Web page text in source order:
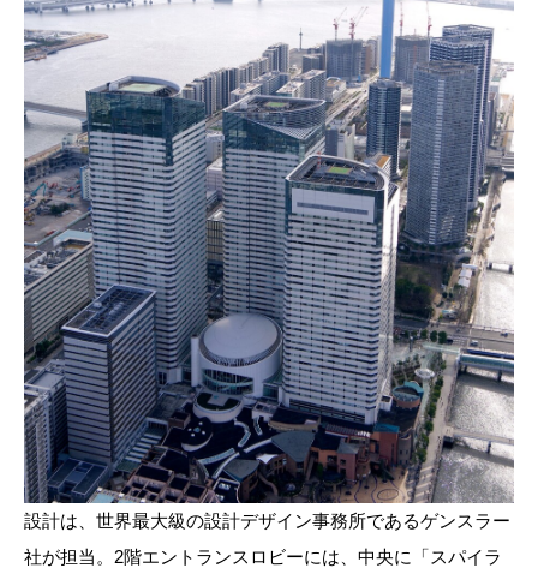
設計は、世界最大級の設計デザイン事務所であるゲンスラー
社が担当。2階エントランスロビーには、中央に「スパイラ